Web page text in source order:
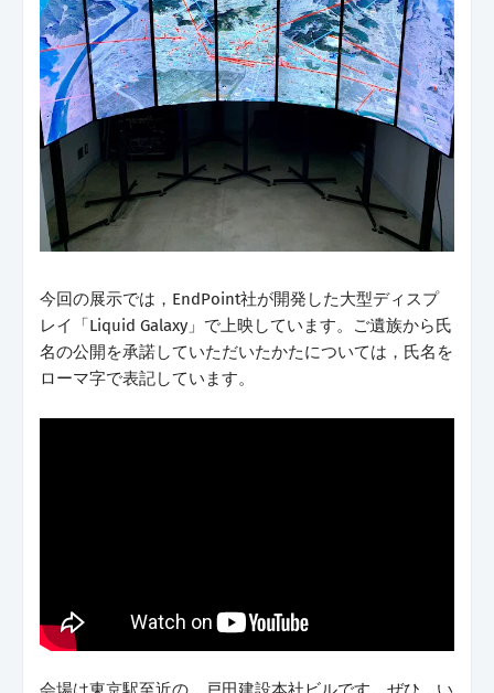
今回の展示では，EndPoint社が開発した大型ディスプ
レイ「Liquid Galaxy」で上映しています。ご遺族から氏
名の公開を承諾していただいたかたについては，氏名を
ローマ字で表記しています。